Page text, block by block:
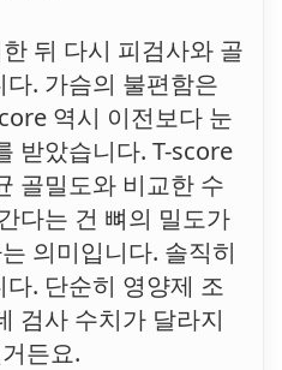
뒤 다시 피검사와 골
. 가슴의 불편함은
역시 이전보다 눈
받았습니다. T-score
골밀도와 비교한 수
다는 건 뼈의 밀도가
의미입니다. 솔직히
. 단순히 영양제 조
검사 수치가 달라지
든요.